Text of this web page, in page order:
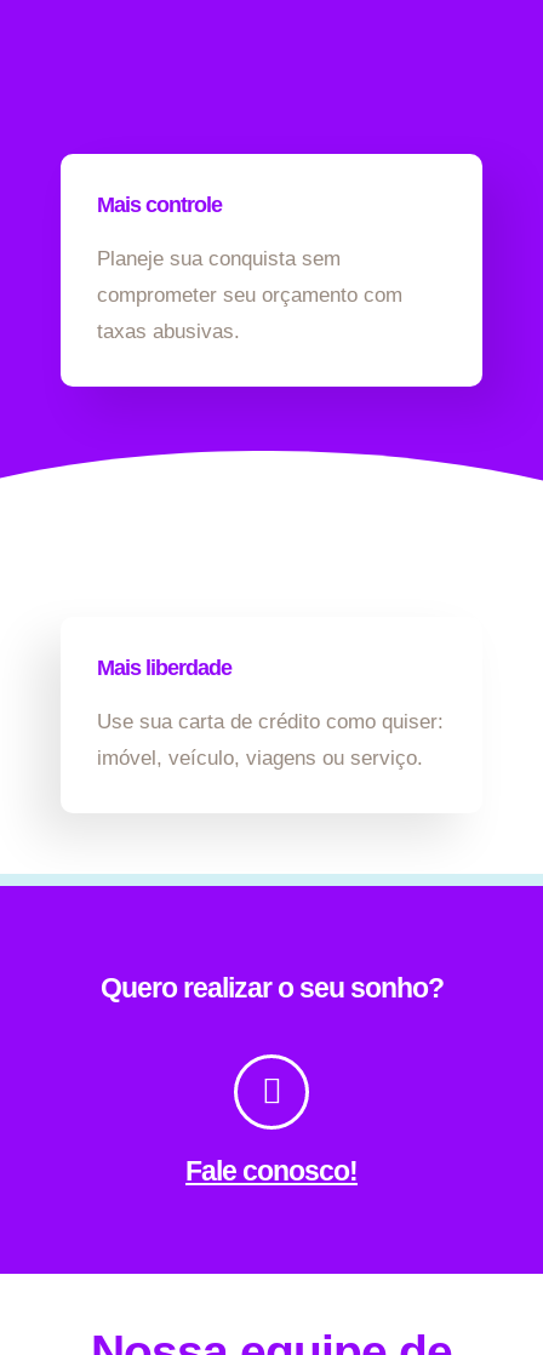
Mais controle
Planeje sua conquista sem
comprometer seu orçamento com
taxas abusivas.
Mais liberdade
Use sua carta de crédito como quiser:
imóvel, veículo, viagens ou serviço.
Quero realizar o seu sonho?
Fale conosco!